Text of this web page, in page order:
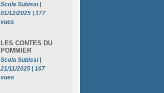
Scola Subissi |
01/12/2025 | 177
vues
LES CONTES DU
POMMIER
Scola Subissi |
21/11/2025 | 167
vues